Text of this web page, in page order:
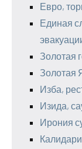
Евро,
Единая
Золотая
Золотая
Изба,
Изида,
Ирония